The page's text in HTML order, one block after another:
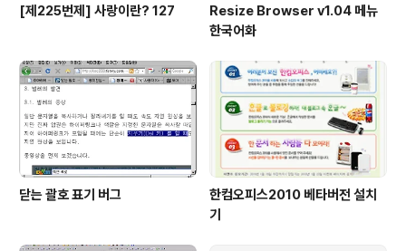
[제225번제] 사랑이란? 127
Resize Browser v1.04 메뉴
한국어화
닫는 괄호 표기 버그
한컴오피스2010 베타버전 설치
기